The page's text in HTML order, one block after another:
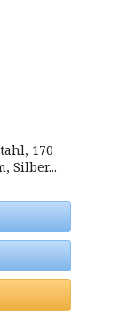
170
Silber...